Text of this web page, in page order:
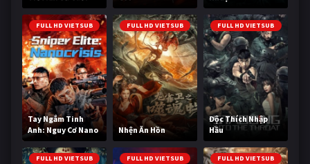
Cùng
FULL HD VIETSUB
Tay Ngắm Tinh
Anh: Nguy Cơ Nano
FULL HD VIETSUB
Nhện Ăn Hồn
FULL HD VIETSUB
Độc Thích Nhập
Hầu
FULL HD VIETSUB FULL HD VIETSUB FULL HD VIETSUB